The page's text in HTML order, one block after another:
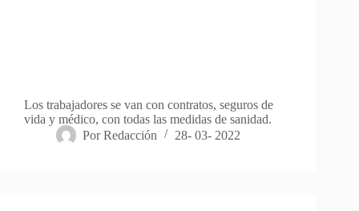
Los trabajadores se van con contratos, seguros de
vida y médico, con todas las medidas de sanidad.
Por Redacción 28- 03- 2022